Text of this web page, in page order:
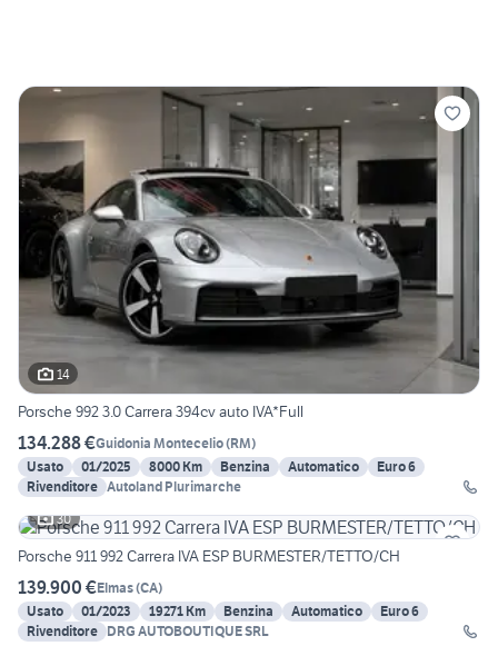
14
Porsche 992 3.0 Carrera 394cv auto IVA*Full
134.288 €Guidonia Montecelio(RM)
Usato
01/2025 8000 Km Benzina Automatico
Euro 6
Rivenditore Autoland Plurimarche
30
Porsche 911 992 Carrera IVA ESP BURMESTER/TETTO/CH
139.900 €Elmas(CA)
Usato
01/2023 19271 Km Benzina Automatico
Euro 6
Rivenditore DRG AUTOBOUTIQUE SRL